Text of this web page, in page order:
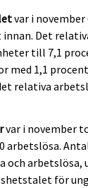
var i november
innan. Det
till 7,1
med 1,1
relativa
var i november
arbetslösa.
och arbetslösa,
för